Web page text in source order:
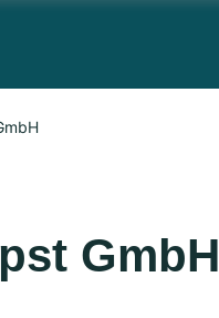
GmbH